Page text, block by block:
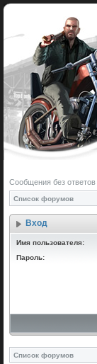
Сообщения без ответов
Список форумов
Вход
Имя пользователя:
Пароль:
Список форумов